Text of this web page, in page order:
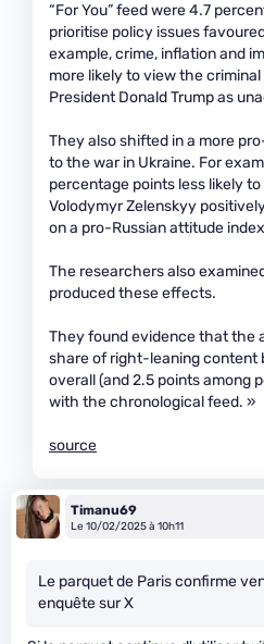
“For You” feed were 4.7
prioritise policy issues
example, crime, inflation and
more likely to view the
President Donald Trump as
They also shifted in a more
to the war in Ukraine. For
percentage points less likely
Volodymyr Zelenskyy
on a pro-Russian attitude
The researchers also
produced these effects.
They found evidence that the
share of right-leaning content
overall (and 2.5 points among
with the chronological feed. »
source
Timanu69
Le 10/02/2025 à 10h11
Le parquet de Paris confirme
enquête sur X